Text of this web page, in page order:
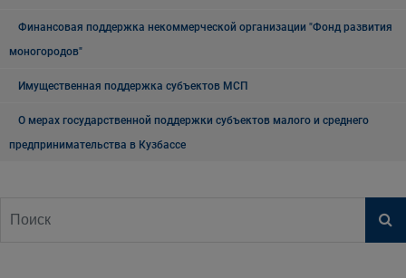
Финансовая поддержка некоммерческой организации "Фонд развития
моногородов"
Имущественная поддержка субъектов МСП
О мерах государственной поддержки субъектов малого и среднего
предпринимательства в Кузбассе